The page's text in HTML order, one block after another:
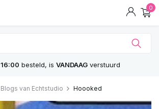
0
16:00 besteld, is VANDAAGverstuurd
Blogs van Echtstudio Hoooked